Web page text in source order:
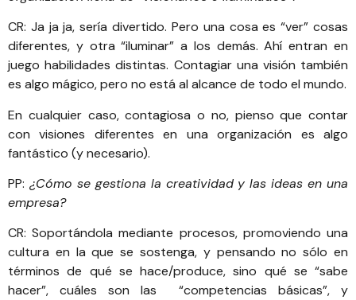
CR: Ja ja ja, sería divertido. Pero una cosa es “ver” cosas
diferentes, y otra “iluminar” a los demás. Ahí entran en
juego habilidades distintas. Contagiar una visión también
es algo mágico, pero no está al alcance de todo el mundo.
En cualquier caso, contagiosa o no, pienso que contar
con visiones diferentes en una organización es algo
fantástico (y necesario).
PP: ¿Cómo se gestiona la creatividad y las ideas en una
empresa?
CR: Soportándola mediante procesos, promoviendo una
cultura en la que se sostenga, y pensando no sólo en
términos de qué se hace/produce, sino qué se “sabe
hacer”, cuáles son las “competencias básicas”, y